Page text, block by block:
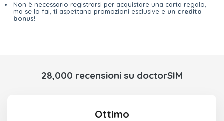
Non è necessario registrarsi per acquistare una carta regalo,
ma se lo fai, ti aspettano promozioni esclusive e un credito
bonus!
28,000 recensioni su doctorSIM
Ottimo